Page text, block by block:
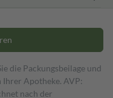
die Packungsbeilage und
Apotheke. AVP:
nach der